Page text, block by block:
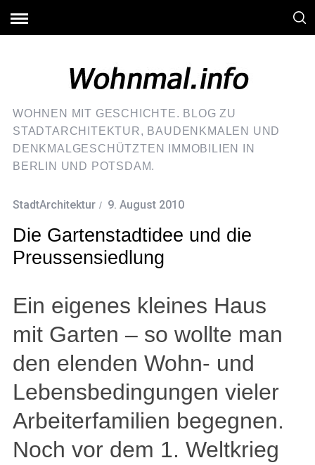
WOHNEN MIT GESCHICHTE. BLOG ZU
STADTARCHITEKTUR, BAUDENKMALEN UND
DENKMALGESCHÜTZTEN IMMOBILIEN IN
BERLIN UND POTSDAM.
StadtArchitektur 9. August 2010
Die Gartenstadtidee und die
Preussensiedlung
Ein eigenes kleines Haus
mit Garten – so wollte man
den elenden Wohn- und
Lebensbedingungen vieler
Arbeiterfamilien begegnen.
Noch vor dem 1. Weltkrieg